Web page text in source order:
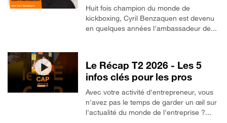
Huit fois champion du monde de
kickboxing, Cyril Benzaquen est devenu
en quelques années l'ambassadeur de...
Le Récap T2 2026 - Les 5
infos clés pour les pros
Avec votre activité d'entrepreneur, vous
n'avez pas le temps de garder un œil sur
l'actualité du monde de l'entreprise ?...